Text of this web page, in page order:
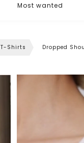
Most wanted
T-Shirts Dropped